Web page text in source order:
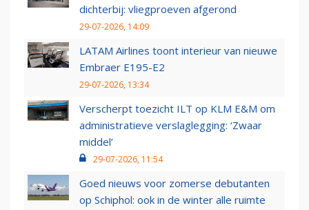
dichterbij: vliegproeven afgerond
29-07-2026, 14:09
LATAM Airlines toont interieur van nieuwe
Embraer E195-E2
29-07-2026, 13:34
Verscherpt toezicht ILT op KLM E&M om
administratieve verslaglegging: ‘Zwaar
middel’
29-07-2026, 11:54
Goed nieuws voor zomerse debutanten
op Schiphol: ook in de winter alle ruimte